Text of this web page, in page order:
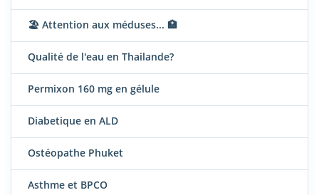
🏖️ Attention aux méduses... 🏥
Qualité de l'eau en Thailande?
Permixon 160 mg en gélule
Diabetique en ALD
Ostéopathe Phuket
Asthme et BPCO